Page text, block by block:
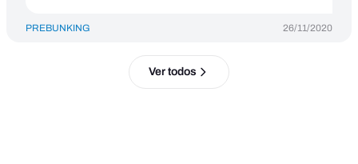
PREBUNKING 26/11/2020
Ver todos